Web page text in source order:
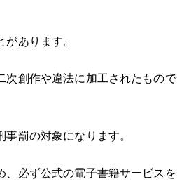
あります。
創作や違法に加工されたもので
罰の対象になります。
、必ず公式の電子書籍サービスを